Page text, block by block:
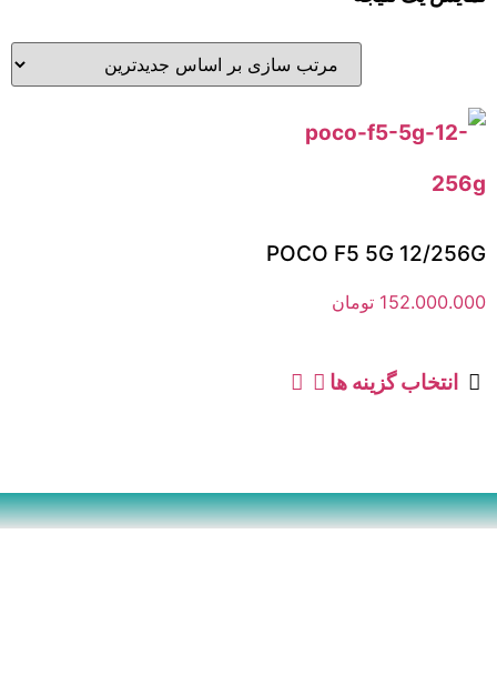
POCO F5 5G 12/256G
152.000.000 تومان
انتخاب گزینه ها